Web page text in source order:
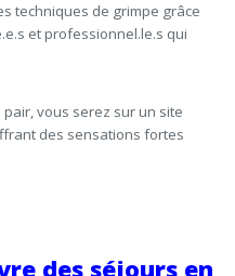
techniques de grimpe grâce
et professionnel.le.s qui
pair, vous serez sur un site
des sensations fortes
des séjours en